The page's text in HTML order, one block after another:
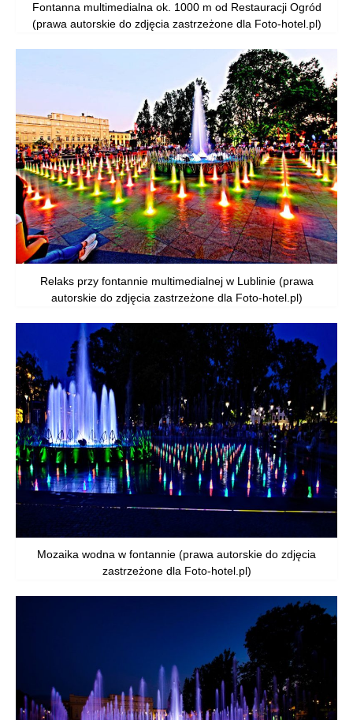
Fontanna multimedialna ok. 1000 m od Restauracji Ogród
(prawa autorskie do zdjęcia zastrzeżone dla Foto-hotel.pl)
Relaks przy fontannie multimedialnej w Lublinie (prawa
autorskie do zdjęcia zastrzeżone dla Foto-hotel.pl)
Mozaika wodna w fontannie (prawa autorskie do zdjęcia
zastrzeżone dla Foto-hotel.pl)